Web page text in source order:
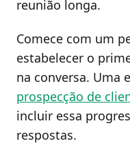
reunião longa.
Comece com um
estabelecer o
na conversa. Uma
prospecção de
incluir essa
respostas.